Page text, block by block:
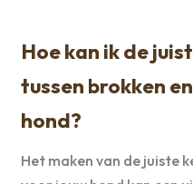
Hoe kan ik de
tussen brokken
hond?
Het maken van de juiste